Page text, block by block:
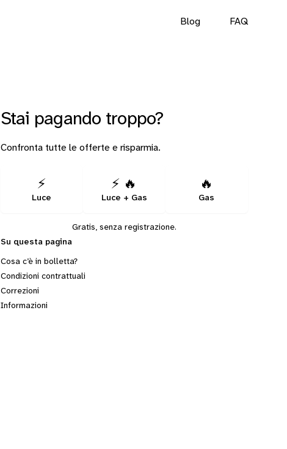
Blog FAQ
Stai pagando troppo?
Confronta tutte le offerte e risparmia.
⚡
Luce
⚡ 🔥
Luce + Gas
🔥
Gas
Gratis, senza registrazione.
Su questa pagina
Cosa c’è in bolletta?
Condizioni contrattuali
Correzioni
Informazioni